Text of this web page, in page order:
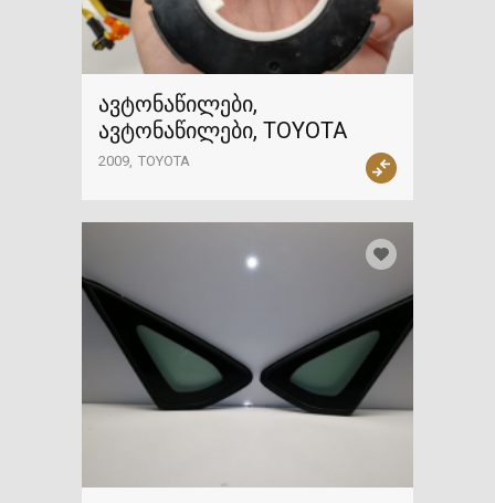
ავტონაწილები,
ავტონაწილები, TOYOTA
2009 TOYOTA